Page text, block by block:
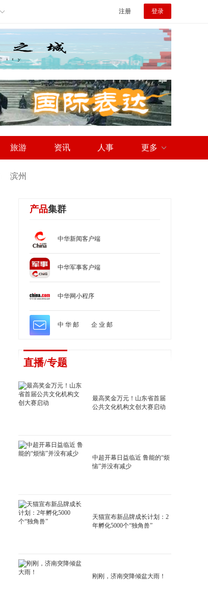
注册 登录
旅游 资讯 人事 更多
滨州
产品集群
中华新闻客户端
中华军事客户端
中华网小程序
中 华 邮 企 业 邮
直播/专题
最高奖金万元！山东省首届
公共文化机构文创大赛启动
中超开幕日益临近 鲁能的“烦
恼”并没有减少
天猫宣布新品牌成长计划：2
年孵化5000个“独角兽”
刚刚，济南突降倾盆大雨！